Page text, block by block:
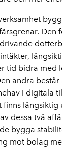
Den
tid bidra med
andra
i digitala
långsiktig
dessa två
bygga
mot bolag